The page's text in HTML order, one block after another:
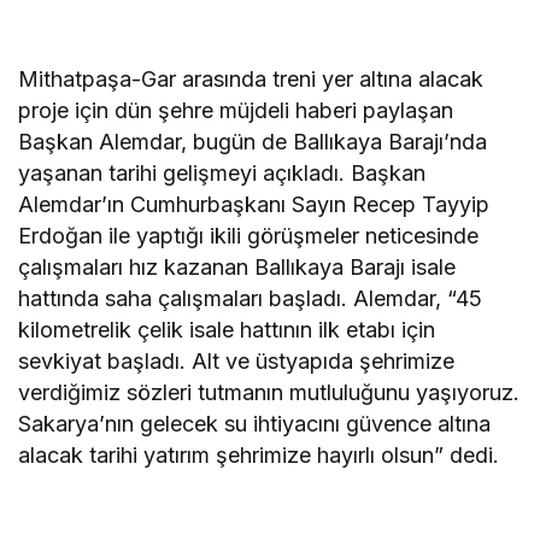
Mithatpaşa-Gar arasında treni yer altına alacak
proje için dün şehre müjdeli haberi paylaşan
Başkan Alemdar, bugün de Ballıkaya Barajı’nda
yaşanan tarihi gelişmeyi açıkladı. Başkan
Alemdar’ın Cumhurbaşkanı Sayın Recep Tayyip
Erdoğan ile yaptığı ikili görüşmeler neticesinde
çalışmaları hız kazanan Ballıkaya Barajı isale
hattında saha çalışmaları başladı. Alemdar, “45
kilometrelik çelik isale hattının ilk etabı için
sevkiyat başladı. Alt ve üstyapıda şehrimize
verdiğimiz sözleri tutmanın mutluluğunu yaşıyoruz.
Sakarya’nın gelecek su ihtiyacını güvence altına
alacak tarihi yatırım şehrimize hayırlı olsun” dedi.